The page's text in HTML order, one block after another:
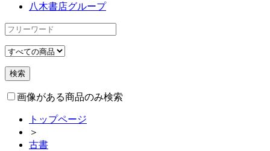
八木書店グループ
画像がある商品のみ検索
トップページ
＞
古書